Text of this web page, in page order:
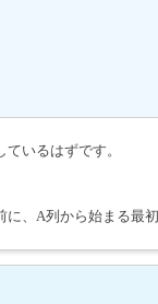
いるはずです。
、A列から始まる最